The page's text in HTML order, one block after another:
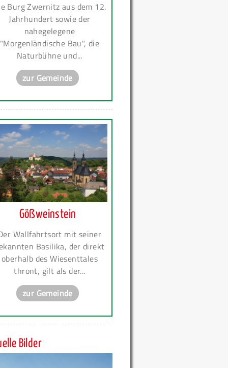
Burg Zwernitz aus dem 12.
Jahrhundert sowie der
nahegelegene
"Morgenländische Bau", die
Naturbühne und...
zur Gemeinde
Gößweinstein
Wallfahrtsort mit seiner
Basilika, der direkt
oberhalb des Wiesenttales
thront, gilt als der...
zur Gemeinde
Bilder